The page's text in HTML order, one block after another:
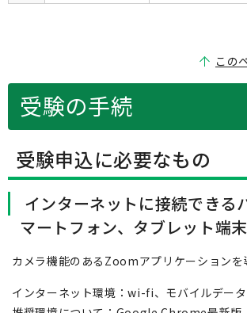
この
受験の手続
受験申込に必要なもの
インターネットに接続できる
マートフォン、タブレット端
カメラ機能のあるZoomアプリケーションを
インターネット環境：wi-fi、モバイルデー